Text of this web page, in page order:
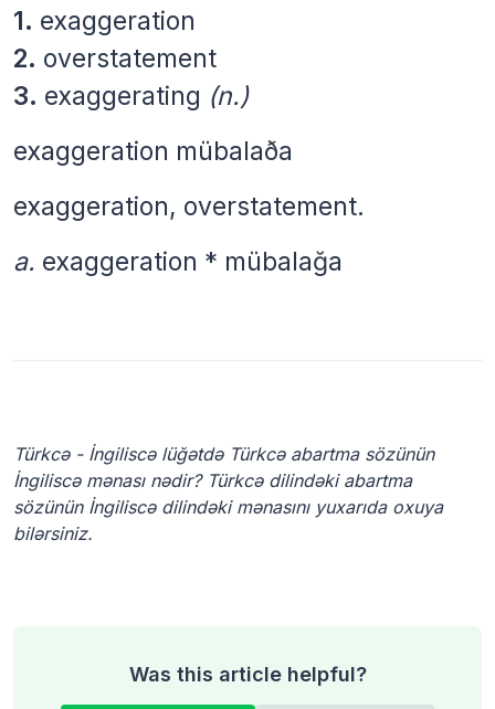
1. exaggeration
2. overstatement
3. exaggerating (n.)
exaggeration mübalaða
exaggeration, overstatement.
a. exaggeration * mübalağa
Türkcə - İngiliscə lüğətdə Türkcə abartma sözünün
İngiliscə mənası nədir? Türkcə dilindəki abartma
sözünün İngiliscə dilindəki mənasını yuxarıda oxuya
bilərsiniz.
Was this article helpful?